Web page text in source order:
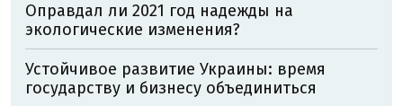
Оправдал ли 2021 год надежды на
экологические изменения?
Устойчивое развитие Украины: время
государству и бизнесу объединиться